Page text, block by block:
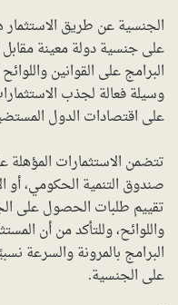
الجنسية عن طريق الاستثمار
على جنسية دولة معينة مقابل
البرامج على القوانين
وسيلة فعالة لجذب
على اقتصادات الدول
تتضمن الاستثمارات المؤهلة
صندوق التنمية الحكومي، أو
تقييم طلبات الحصول على
واللوائح، وللتأكد من أن
البرامج بالمرونة والسرعة
على الجنسية.